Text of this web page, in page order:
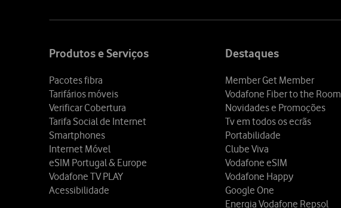
Produtos e Serviços
Pacotes fibra
Tarifários móveis
Verificar Cobertura
Tarifa Social de Internet
Smartphones
Internet Móvel
eSIM Portugal & Europe
Vodafone TV PLAY
Acessibilidade
Destaques
Member Get Member
Vodafone Fiber to the Room
Novidades e Promoções
Tv em todos os ecrãs
Portabilidade
Clube Viva
Vodafone eSIM
Vodafone Happy
Google One
Energia Vodafone Repsol